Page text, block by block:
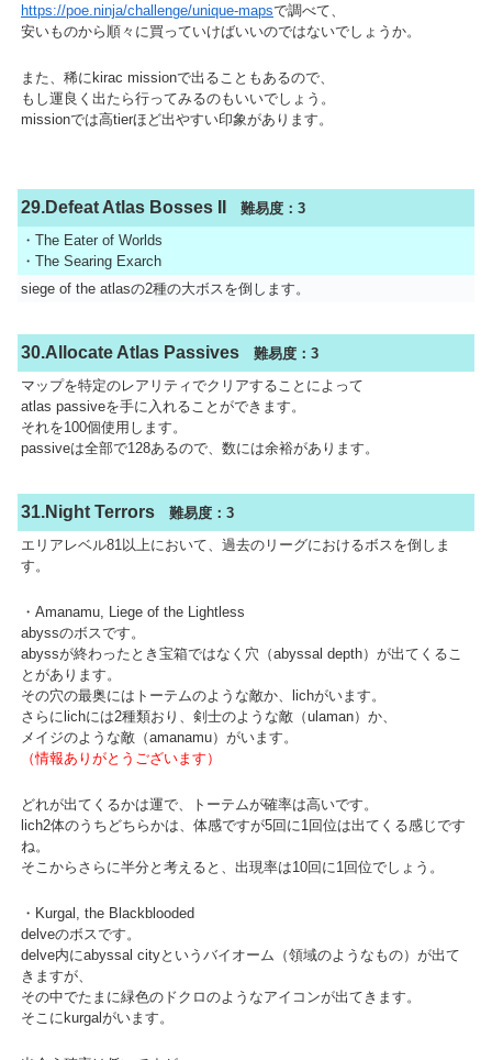
https://poe.ninja/challenge/unique-mapsで調べて、
安いものから順々に買っていけばいいのではないでしょうか。
また、稀にkirac missionで出ることもあるので、
もし運良く出たら行ってみるのもいいでしょう。
missionでは高tierほど出やすい印象があります。
29.Defeat Atlas Bosses II
難易度：3
・The Eater of Worlds
・The Searing Exarch
siege of the atlasの2種の大ボスを倒します。
30.Allocate Atlas Passives 難易度：3
マップを特定のレアリティでクリアすることによって
atlas passiveを手に入れることができます。
それを100個使用します。
passiveは全部で128あるので、数には余裕があります。
31.Night Terrors 難易度：3
エリアレベル81以上において、過去のリーグにおけるボスを倒しま
す。
・Amanamu, Liege of the Lightless
abyssのボスです。
abyssが終わったとき宝箱ではなく穴（abyssal depth）が出てくるこ
とがあります。
その穴の最奥にはトーテムのような敵か、lichがいます。
さらにlichには2種類おり、剣士のような敵（ulaman）か、
メイジのような敵（amanamu）がいます。
（情報ありがとうございます）
どれが出てくるかは運で、トーテムが確率は高いです。
lich2体のうちどちらかは、体感ですが5回に1回位は出てくる感じです
ね。
そこからさらに半分と考えると、出現率は10回に1回位でしょう。
・Kurgal, the Blackblooded
delveのボスです。
delve内にabyssal cityというバイオーム（領域のようなもの）が出て
きますが、
その中でたまに緑色のドクロのようなアイコンが出てきます。
そこにkurgalがいます。